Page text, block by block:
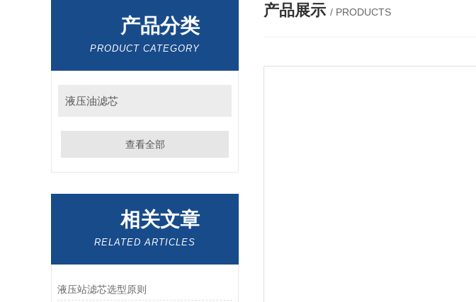
产品分类
PRODUCT CATEGORY
液压油滤芯
查看全部
相关文章
RELATED ARTICLES
液压站滤芯选型原则
产品展示 / PRODUCTS